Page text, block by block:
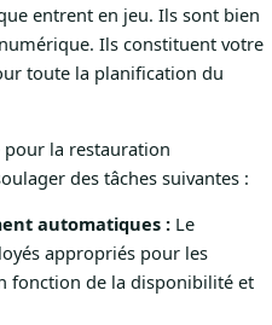
entrent en jeu. Ils sont bien
Ils constituent votre
toute la planification du
la restauration
des tâches suivantes :
automatiques : Le
appropriés pour les
fonction de la disponibilité et